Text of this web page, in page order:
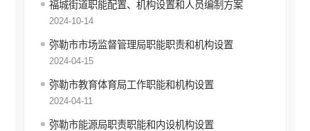
养老服务
生态环境
食品药品监管
产品质量
福城街道职能配置、机构设置和人员编制方案
2024-10-14
弥勒市市场监督管理局职能职责和机构设置
2024-04-15
弥勒市教育体育局工作职能和机构设置
2024-04-11
弥勒市能源局职责职能和内设机构设置